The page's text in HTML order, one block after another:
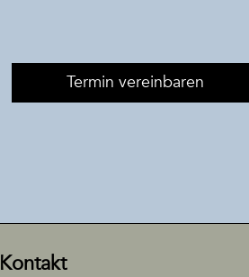
Termin vereinbaren
Kontakt